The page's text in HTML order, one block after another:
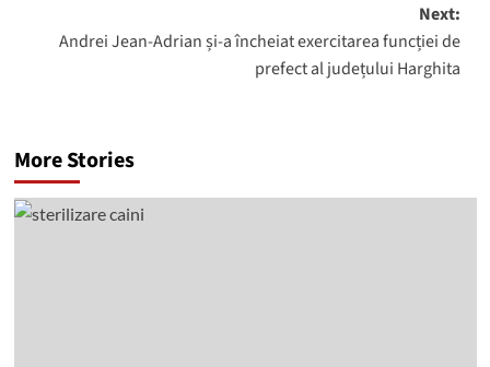
Next:
Andrei Jean-Adrian și-a încheiat exercitarea funcției de
prefect al județului Harghita
More Stories